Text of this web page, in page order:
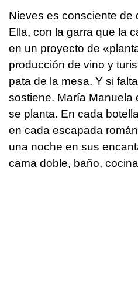
Nieves es consciente de
Ella, con la garra que la
en un proyecto de
producción de vino y
pata de la mesa. Y si
sostiene. María Manuela
se planta. En cada
en cada escapada
una noche en sus
cama doble, baño,